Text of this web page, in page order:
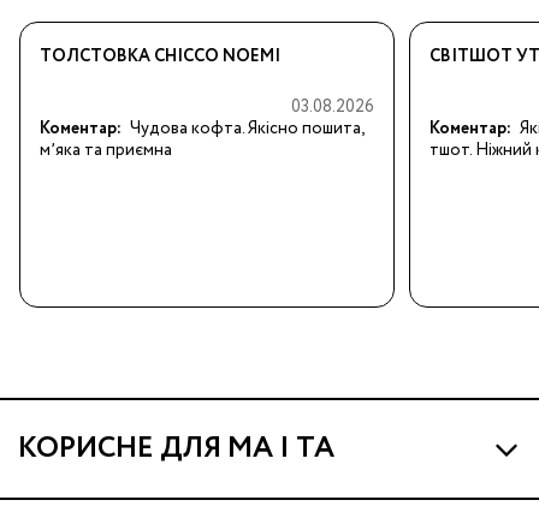
ТОЛСТОВКА CHICCO NOEMI
03.08.2026
Коментар: Чудова кофта. Якісно пошита,
мʼяка та приємна
СВІТШОТ
Коментар:
тшот. Ніжний
КОРИСНЕ ДЛЯ МА І ТА
Про МА та Маминих Асистентів